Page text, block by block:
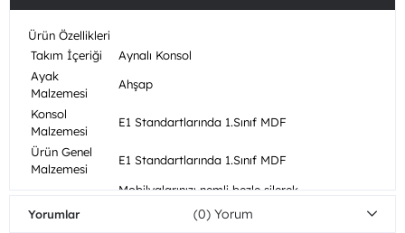
Ürün Özellikleri
Takım İçeriği
Aynalı Konsol
Ayak
Malzemesi
Ahşap
Konsol
Malzemesi
E1 Standartlarında 1.Sınıf MDF
Ürün Genel
Malzemesi
E1 Standartlarında 1.Sınıf MDF
Bakım/Temizlik
Mobilyalarınızı nemli bezle silerek
temizleyebilirsiniz. Direkt güneş ışığından
koruyunuz. Sıcak yüzeylerin ve suyun uzun
Yorumlar (0)